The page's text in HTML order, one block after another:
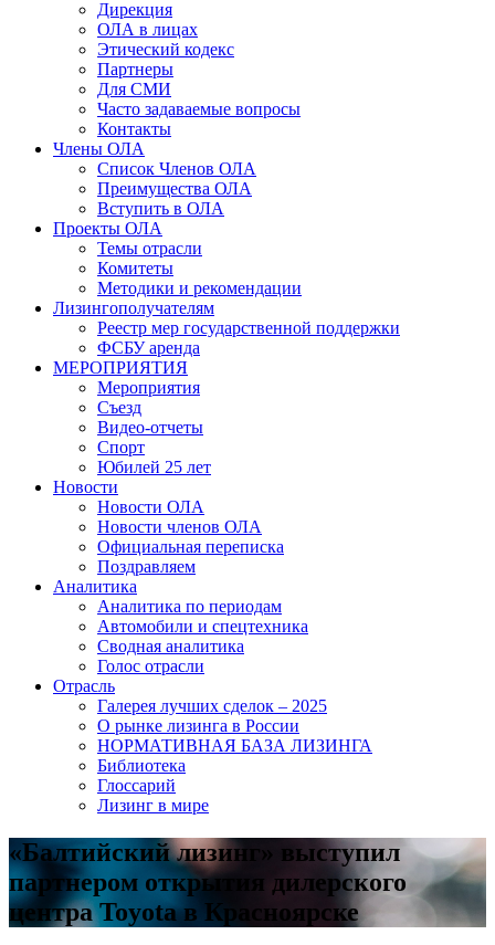
Дирекция
ОЛА в лицах
Этический кодекс
Партнеры
Для СМИ
Часто задаваемые вопросы
Контакты
Члены ОЛА
Список Членов ОЛА
Преимущества ОЛА
Вступить в ОЛА
Проекты ОЛА
Темы отрасли
Комитеты
Методики и рекомендации
Лизингополучателям
Реестр мер государственной поддержки
ФСБУ аренда
МЕРОПРИЯТИЯ
Мероприятия
Съезд
Видео-отчеты
Спорт
Юбилей 25 лет
Новости
Новости ОЛА
Новости членов ОЛА
Официальная переписка
Поздравляем
Аналитика
Аналитика по периодам
Автомобили и спецтехника
Сводная аналитика
Голос отрасли
Отрасль
Галерея лучших сделок – 2025
О рынке лизинга в России
НОРМАТИВНАЯ БАЗА ЛИЗИНГА
Библиотека
Глоссарий
Лизинг в мире
«Балтийский лизинг» выступил
партнером открытия дилерского
центра Toyota в Красноярске